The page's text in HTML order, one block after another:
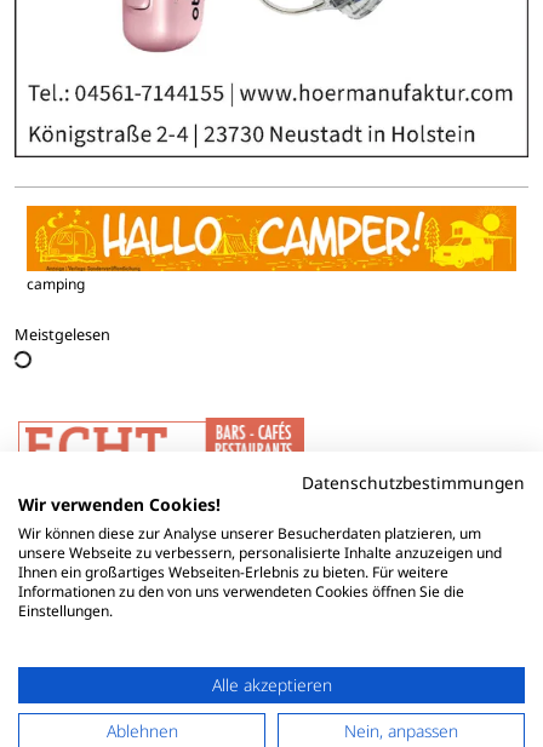
camping
Meistgelesen
Datenschutzbestimmungen
Wir verwenden Cookies!
Wir können diese zur Analyse unserer Besucherdaten platzieren, um
unsere Webseite zu verbessern, personalisierte Inhalte anzuzeigen und
Ihnen ein großartiges Webseiten-Erlebnis zu bieten. Für weitere
Informationen zu den von uns verwendeten Cookies öffnen Sie die
Einstellungen.
Alle akzeptieren
Ablehnen
Nein, anpassen